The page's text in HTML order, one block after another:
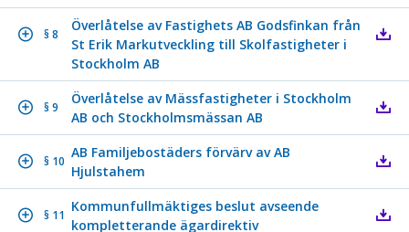
§ 8
Överlåtelse av Fastighets AB Godsfinkan från
St Erik Markutveckling till Skolfastigheter i
Stockholm AB
§ 9
Överlåtelse av Mässfastigheter i Stockholm
AB och Stockholmsmässan AB
§ 10
AB Familjebostäders förvärv av AB
Hjulstahem
§ 11
Kommunfullmäktiges beslut avseende
kompletterande ägardirektiv